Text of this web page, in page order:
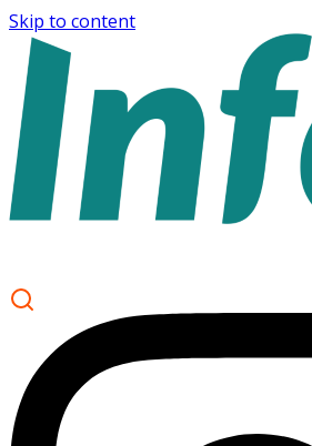
Skip to content